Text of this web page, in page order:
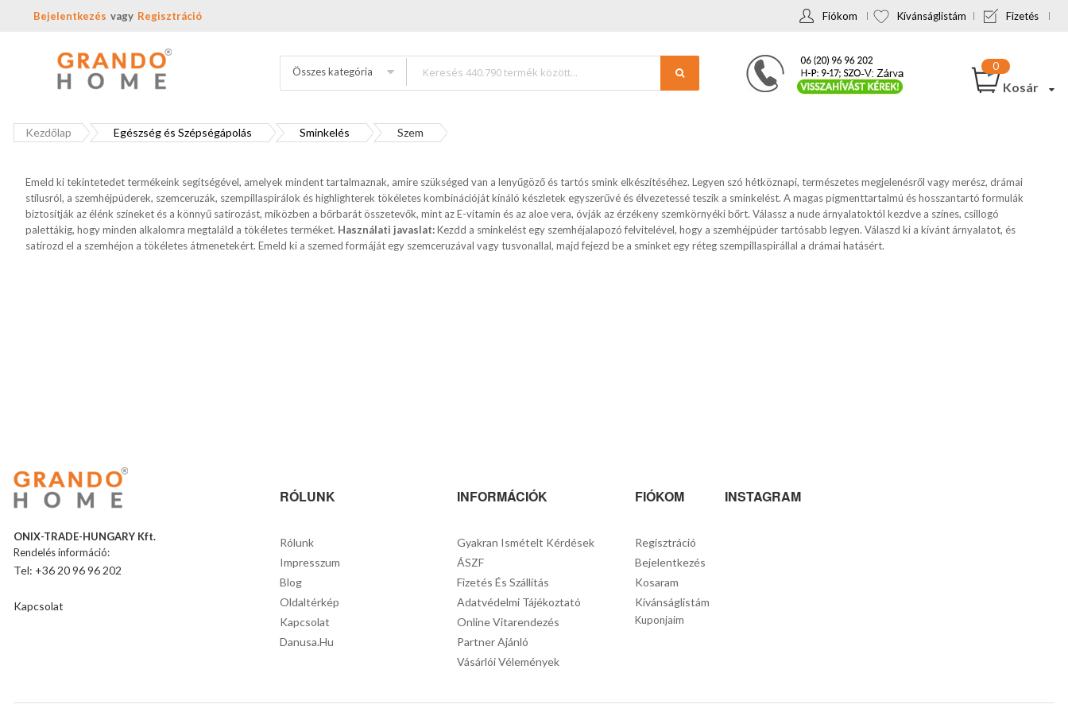
Bejelentkezés Regisztráció Fiókom Kívánságlistám Fizetés
Összes kategória
Kosár
Kezdőlap Egészség és Szépségápolás Sminkelés Szem
Emeld ki tekintetedet termékeink segítségével, amelyek mindent tartalmaznak, amire szükséged van a lenyűgöző és tartós smink elkészítéséhez. Legyen szó hétköznapi, természetes megjelenésről vagy merész, drámai
stílusról, a szemhéjpúderek, szemceruzák, szempillaspirálok és highlighterek tökéletes kombinációját kínáló készletek egyszerűvé és élvezetessé teszik a sminkelést. A magas pigmenttartalmú és hosszantartó formulák
biztosítják az élénk színeket és a könnyű satírozást, miközben a bőrbarát összetevők, mint az E-vitamin és az aloe vera, óvják az érzékeny szemkörnyéki bőrt. Válassz a nude árnyalatoktól kezdve a színes, csillogó
palettákig, hogy minden alkalomra megtaláld a tökéletes terméket. Használati javaslat:Kezdd a sminkelést egy szemhéjalapozó felvitelével, hogy a szemhéjpúder tartósabb legyen. Válaszd ki a kívánt árnyalatot, és
satírozd el a szemhéjon a tökéletes átmenetekért. Emeld ki a szemed formáját egy szemceruzával vagy tusvonallal, majd fejezd be a sminket egy réteg szempillaspirállal a drámai hatásért.
ONIX-TRADE-HUNGARY Kft.
Rendelés információ:
Tel: +36 20 96 96 202
Kapcsolat
RÓLUNK
Rólunk
Impresszum
Blog
Oldaltérkép
Kapcsolat
Danusa.hu
INFORMÁCIÓK
Gyakran Ismételt Kérdések
ÁSZF
Fizetés És Szállítás
Adatvédelmi Tájékoztató
Online Vitarendezés
Partner Ajánló
Vásárlói Vélemények
FIÓKOM
Regisztráció
Bejelentkezés
Kosaram
Kívánságlistám
Kuponjaim
INSTAGRAM